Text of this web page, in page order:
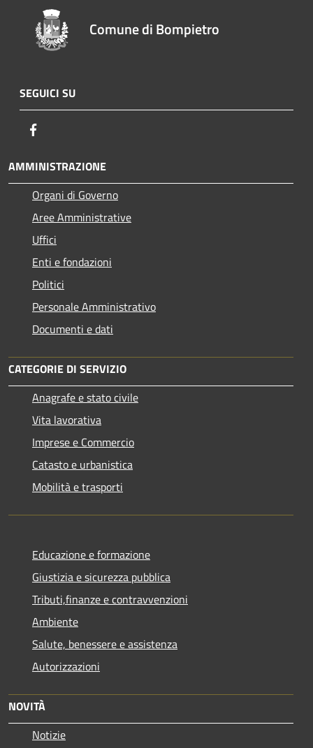
Comune di Bompietro
SEGUICI SU
AMMINISTRAZIONE
Organi di Governo
Aree Amministrative
Uffici
Enti e fondazioni
Politici
Personale Amministrativo
Documenti e dati
CATEGORIE DI SERVIZIO
Anagrafe e stato civile
Vita lavorativa
Imprese e Commercio
Catasto e urbanistica
Mobilità e trasporti
Educazione e formazione
Giustizia e sicurezza pubblica
Tributi,finanze e contravvenzioni
Ambiente
Salute, benessere e assistenza
Autorizzazioni
NOVITÀ
Notizie